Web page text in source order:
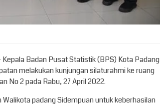
Kepala Badan Pusat Statistik (BPS) Kota Padang
melakukan kunjungan silaturahmi ke ruang
No 2 pada Rabu, 27 April 2022.
padang Sidempuan untuk keberhasilan